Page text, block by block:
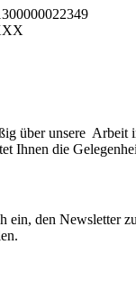
über unsere Arbeit
Ihnen die
ein, den Newsletter